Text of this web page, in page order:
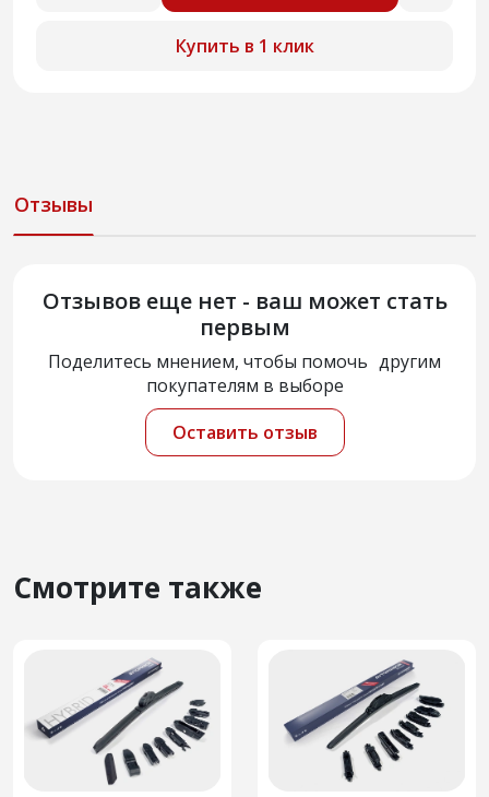
Купить в 1 клик
Отзывы
Отзывов еще нет - ваш может стать
первым
Поделитесь мнением, чтобы помочь другим
покупателям в выборе
Оставить отзыв
Смотрите также